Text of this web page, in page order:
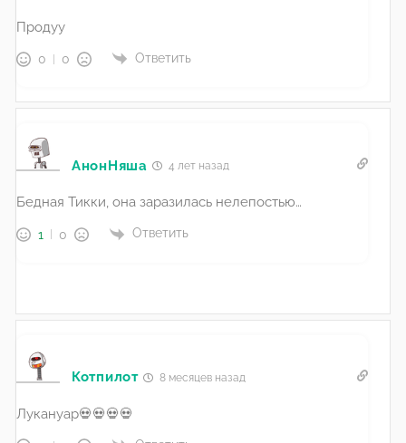
Продуу
0 0 Ответить
АнонНяша 4 лет назад
Бедная Тикки, она заразилась нелепостью…
1 0 Ответить
Котпилот 8 месяцев назад
Лукануар💀💀💀💀